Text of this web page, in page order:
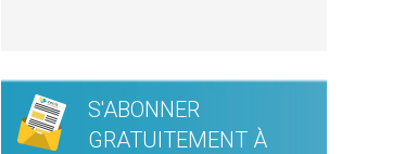
S'ABONNER
GRATUITEMENT À